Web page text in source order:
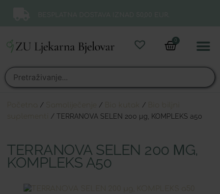
0
/ / /
/ TERRANOVA SELEN 200 µg, KOMPLEKS a50
TERRANOVA SELEN 200 ΜG,
KOMPLEKS A50